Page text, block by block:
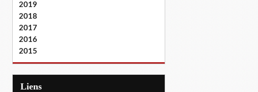
2019
2018
2017
2016
2015
Liens